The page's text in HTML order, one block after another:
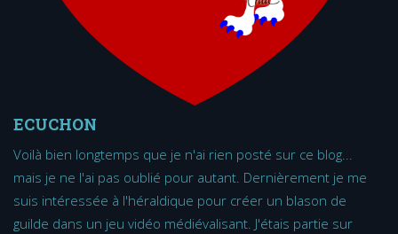
ECUCHON
Voilà bien longtemps que je n'ai rien posté sur ce blog...
mais je ne l'ai pas oublié pour autant. Dernièrement je me
suis intéressée à l'héraldique pour créer un blason de
guilde dans un jeu vidéo médiévalisant. J'étais partie sur